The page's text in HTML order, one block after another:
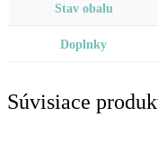
Stav obalu
Doplnky
Súvisiace